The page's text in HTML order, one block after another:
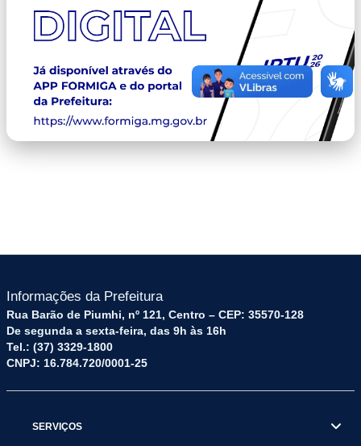
Informações da Prefeitura
Rua Barão de Piumhi, nº 121, Centro – CEP: 35570-128
De segunda a sexta-feira, das 9h às 16h
Tel.: (37) 3329-1800
CNPJ: 16.784.720/0001-25
SERVIÇOS